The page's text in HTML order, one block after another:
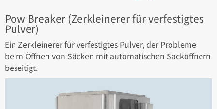
Pow Breaker (Zerkleinerer für verfestigtes
Pulver)
Ein Zerkleinerer für verfestigtes Pulver, der Probleme
beim Öffnen von Säcken mit automatischen Sacköffnern
beseitigt.